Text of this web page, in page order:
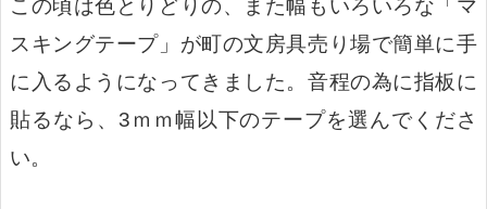
この頃は色とりどりの、また幅もいろいろな「マ
スキングテープ」が町の文房具売り場で簡単に手
に入るようになってきました。音程の為に指板に
貼るなら、3ｍｍ幅以下のテープを選んでくださ
い。